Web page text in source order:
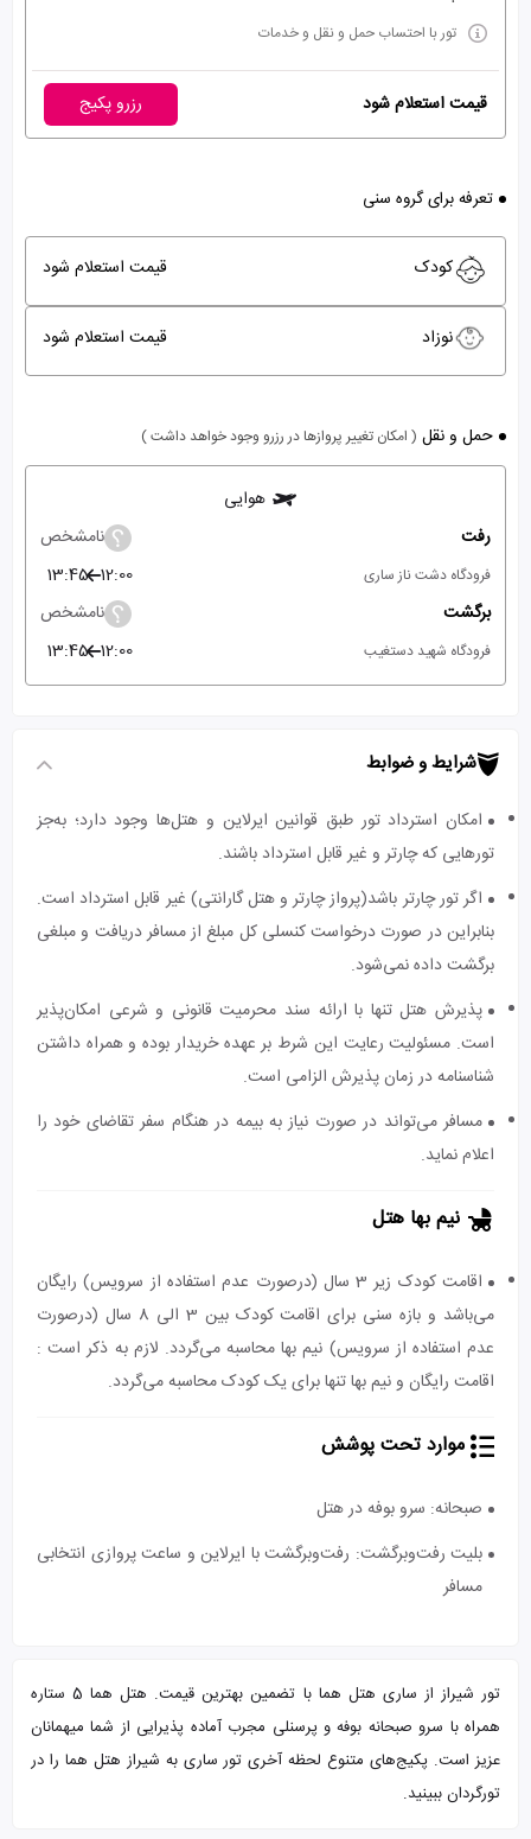
تور با احتساب حمل و نقل و خدمات
قیمت استعلام شود رزرو پکیج
تعرفه برای گروه سنی
کودک قیمت استعلام شود
نوزاد قیمت استعلام شود
حمل و نقل ( امکان تغییر پروازها در رزرو وجود خواهد داشت )
هوایی
رفت
نامشخص
فرودگاه دشت ناز ساری 12:00
13:45
برگشت
نامشخص
فرودگاه شهید دستغیب 12:00
13:45
شرایط و ضوابط
امکان استرداد تور طبق قوانین ایرلاین و هتل‌ها وجود دارد؛ به‌جز
تورهایی که چارتر و غیر قابل استرداد باشند.
اگر تور چارتر باشد(پرواز چارتر و هتل گارانتی) غیر قابل استرداد است.
بنابراین در صورت درخواست کنسلی کل مبلغ از مسافر دریافت و مبلغی
برگشت داده نمی‌شود.
پذیرش هتل تنها با ارائه سند محرمیت قانونی و شرعی امکان‌پذیر
است. مسئولیت رعایت این شرط بر عهده خریدار بوده و همراه داشتن
شناسنامه در زمان پذیرش الزامی است.
مسافر می‌تواند در صورت نیاز به بیمه در هنگام سفر تقاضای خود را
اعلام نماید.
نیم بها هتل
اقامت کودک زیر 3 سال (درصورت عدم استفاده از سرویس) رایگان
می‌باشد و بازه سنی برای اقامت کودک بین 3 الی 8 سال (درصورت
عدم استفاده از سرویس) نیم بها محاسبه می‌گردد. لازم به ذکر است :
اقامت رایگان و نیم بها تنها برای یک کودک محاسبه می‌گردد.
موارد تحت پوشش
صبحانه: سرو بوفه در هتل
بلیت رفت‌و‌برگشت: رفت‌و‌برگشت با ایرلاین و ساعت پروازی انتخابی
مسافر
تور شیراز از ساری هتل هما با تضمین بهترین قیمت. هتل هما 5 ستاره
همراه با سرو صبحانه بوفه و پرسنلی مجرب آماده پذیرایی از شما میهمانان
عزیز است. پکیج‌های متنوع لحظه آخری تور ساری به شیراز هتل هما را در
تورگردان ببینید.